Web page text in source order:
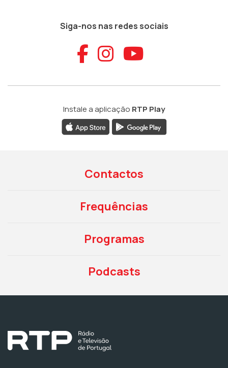
Siga-nos nas redes sociais
Aceder ao
Aceder ao
Aceder
Instale a aplicação RTP Play
Contactos
Frequências
Programas
Podcasts